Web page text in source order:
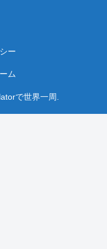
ー
ム
で世界一周.